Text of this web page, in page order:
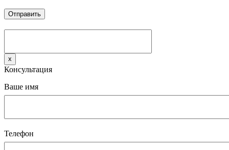
x
Консультация
Ваше имя
Телефон